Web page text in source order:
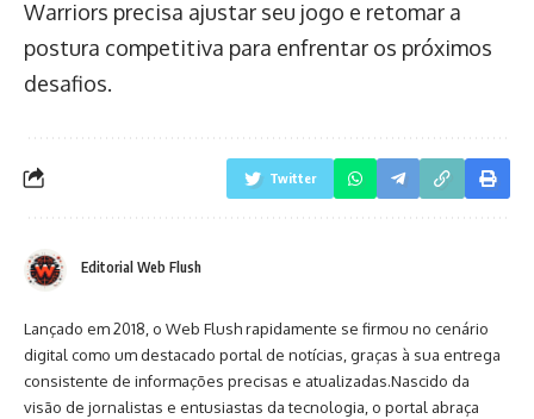
Warriors precisa ajustar seu jogo e retomar a
postura competitiva para enfrentar os próximos
desafios.
Twitter
Editorial Web Flush
Lançado em 2018, o Web Flush rapidamente se firmou no cenário
digital como um destacado portal de notícias, graças à sua entrega
consistente de informações precisas e atualizadas.Nascido da
visão de jornalistas e entusiastas da tecnologia, o portal abraça